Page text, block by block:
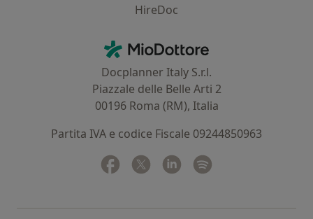
HireDoc
MioDottore - Homepage
Docplanner Italy S.r.l.
Piazzale delle Belle Arti 2
00196 Roma (RM), Italia
Partita IVA e codice Fiscale 09244850963
Facebook
si apre in una nuova scheda
Twitter
si apre in una nuova scheda
Linkedin
si apre in una nuova